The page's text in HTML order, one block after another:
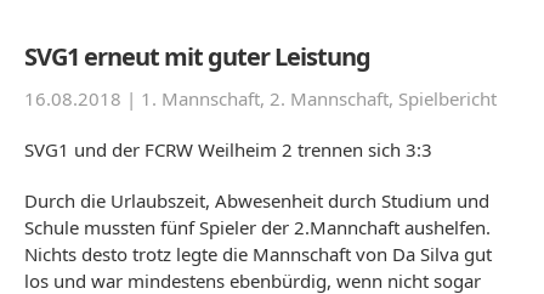
SVG1 erneut mit guter Leistung
16.08.2018 | 1. Mannschaft, 2. Mannschaft, Spielbericht
SVG1 und der FCRW Weilheim 2 trennen sich 3:3
Durch die Urlaubszeit, Abwesenheit durch Studium und
Schule mussten fünf Spieler der 2.Mannchaft aushelfen.
Nichts desto trotz legte die Mannschaft von Da Silva gut
los und war mindestens ebenbürdig, wenn nicht sogar